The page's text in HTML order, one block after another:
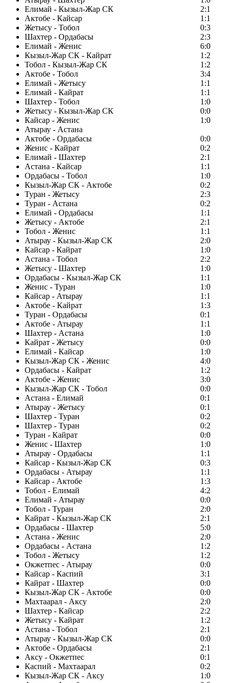
Елимай - Кызыл-Жар СК
2:1
Актобе - Кайсар
1:1
Жетысу - Тобол
0:3
Шахтер - Ордабасы
2:3
Елимай - Женис
6:0
Кызыл-Жар СК - Кайрат
1:2
Тобол - Кызыл-Жар СК
1:2
Актобе - Тобол
3:4
Елимай - Жетысу
1:1
Елимай - Кайрат
1:1
Шахтер - Тобол
1:0
Жетысу - Кызыл-Жар СК
0:0
Кайсар - Женис
1:0
Атырау - Астана
Актобе - Ордабасы
0:0
Женис - Кайрат
0:2
Елимай - Шахтер
2:1
Астана - Кайсар
1:1
Ордабасы - Тобол
1:0
Кызыл-Жар СК - Актобе
0:2
Туран - Жетысу
2:3
Туран - Астана
0:2
Елимай - Ордабасы
1:1
Жетысу - Актобе
2:1
Тобол - Женис
1:1
Атырау - Кызыл-Жар СК
2:0
Кайсар - Кайрат
1:0
Астана - Тобол
2:2
Жетысу - Шахтер
1:0
Ордабасы - Кызыл-Жар СК
1:1
Женис - Туран
1:0
Кайсар - Атырау
1:1
Актобе - Кайрат
1:3
Туран - Ордабасы
0:1
Актобе - Атырау
1:1
Шахтер - Астана
1:0
Кайрат - Жетысу
0:0
Елимай - Кайсар
1:0
Кызыл-Жар СК - Женис
4:0
Ордабасы - Кайрат
1:2
Актобе - Женис
3:0
Кызыл-Жар СК - Тобол
0:0
Астана - Елимай
0:1
Атырау - Жетысу
0:1
Шахтер - Туран
0:2
Шахтер - Туран
0:2
Туран - Кайрат
0:0
Женис - Шахтер
1:0
Атырау - Ордабасы
1:1
Кайсар - Кызыл-Жар СК
0:3
Ордабасы - Атырау
1:1
Кайсар - Актобе
1:3
Тобол - Елимай
4:2
Елимай - Атырау
0:0
Тобол - Туран
2:0
Кайрат - Кызыл-Жар СК
2:1
Ордабасы - Шахтер
5:0
Астана - Женис
2:0
Ордабасы - Астана
1:2
Тобол - Жетысу
1:2
Окжетпес - Атырау
0:0
Кайсар - Каспий
3:1
Кайрат - Шахтер
0:0
Кызыл-Жар СК - Актобе
0:0
Махтаарал - Аксу
2:0
Шахтер - Кайсар
2:2
Жетысу - Кайрат
1:2
Астана - Тобол
2:1
Атырау - Кызыл-Жар СК
0:0
Актобе - Ордабасы
2:1
Аксу - Окжетпес
0:1
Каспий - Махтаарал
0:2
Кызыл-Жар СК - Аксу
1:0